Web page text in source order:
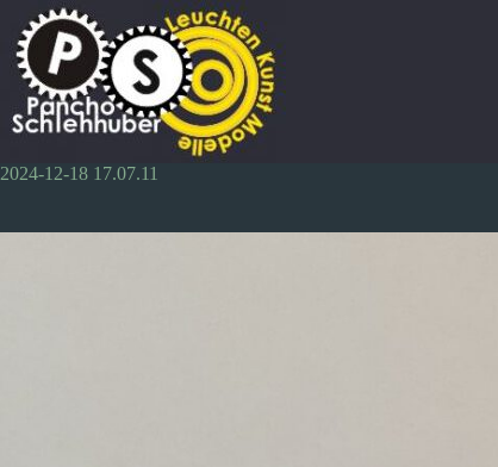
Inhalt
springen
2024-12-18 17.07.11